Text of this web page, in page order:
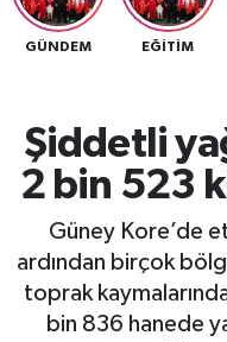
GÜNDEM EĞITIM
Şiddetli
2 bin 523
Güney Kore’de
ardından birçok
toprak
bin 836 hanede
Trafik Durumu
Tüm Manşetler
Son Dakika
Haber Arşivi